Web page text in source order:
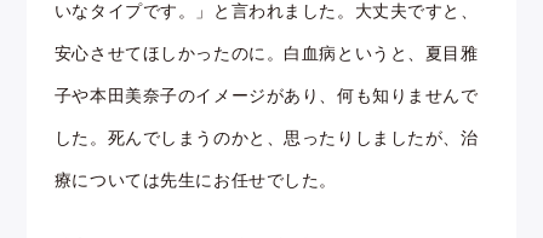
いなタイプです。」と言われました。大丈夫ですと、
安心させてほしかったのに。白血病というと、夏目雅
子や本田美奈子のイメージがあり、何も知りませんで
した。死んでしまうのかと、思ったりしましたが、治
療については先生にお任せでした。